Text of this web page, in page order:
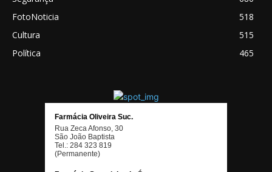
FotoNoticia
518
Cultura
515
Política
465